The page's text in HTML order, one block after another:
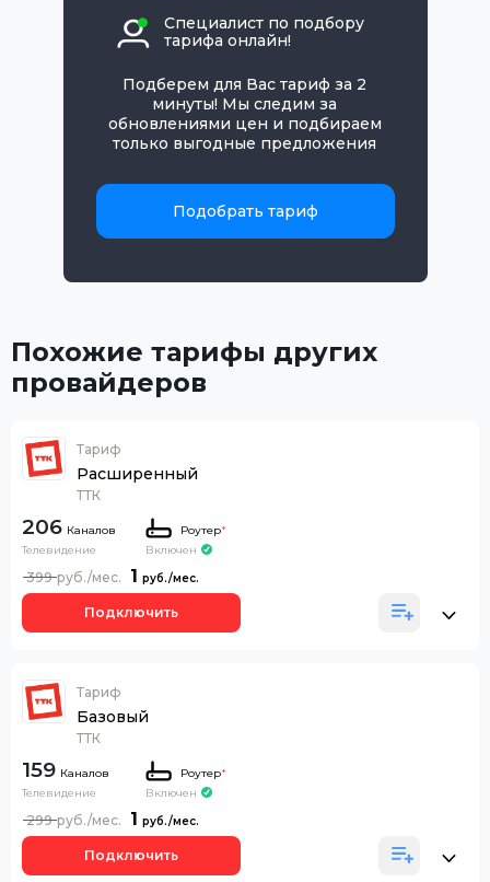
Специалист по подбору
тарифа онлайн!
Подберем для Вас тариф за 2
минуты! Мы следим за
обновлениями цен и подбираем
только выгодные предложения
Подобрать тариф
Похожие тарифы других
провайдеров
Тариф
Расширенный
ТТК
206 Каналов
Телевидение
Роутер*
Включен
1
399
Подключить
Тариф
Базовый
ТТК
159 Каналов
Телевидение
Роутер*
Включен
1
299
Подключить